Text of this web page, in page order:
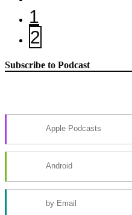
1
2
Subscribe to Podcast
Apple Podcasts
Android
by Email